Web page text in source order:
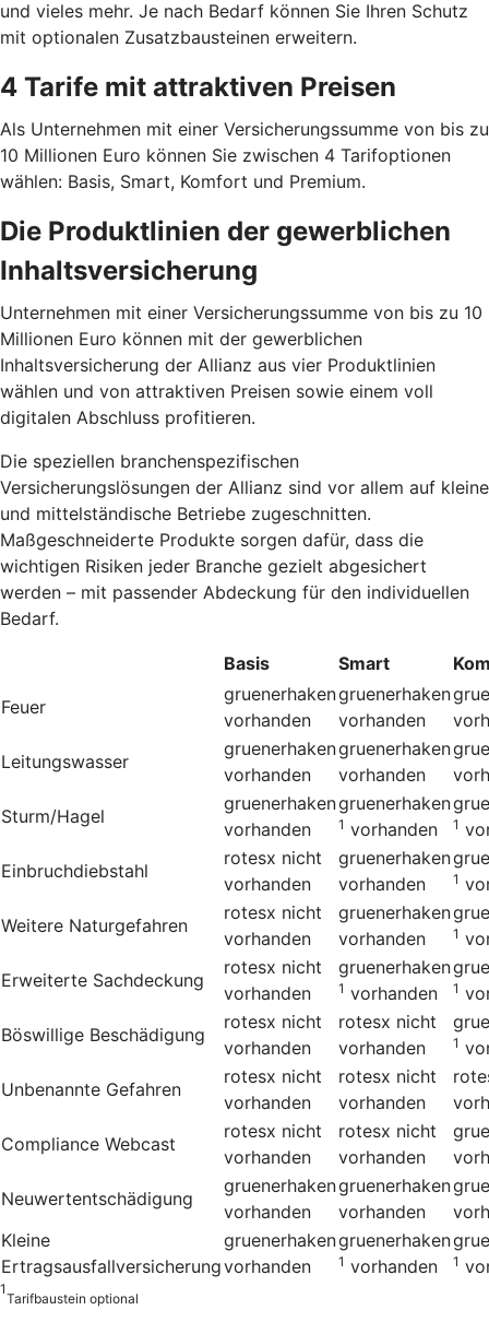
und vieles mehr. Je nach Bedarf können Sie Ihren Schutz
mit optionalen Zusatz­bausteinen erweitern.
4 Tarife mit attraktiven Preisen
Als Unternehmen mit einer Versicherungssumme von bis zu
10 Millionen Euro können Sie zwischen 4 Tarif­optionen
wählen: Basis, Smart, Komfort und Premium.
Die Produktlinien der gewerblichen
Inhaltsversicherung
Unternehmen mit einer Versicherungssumme von bis zu 10
Millionen Euro können mit der gewerblichen
Inhaltsversicherung der Allianz aus vier Produktlinien
wählen und von attraktiven Preisen sowie einem voll
digitalen Abschluss profitieren.
Die speziellen branchenspezifischen
Versicherungslösungen der Allianz sind vor allem auf kleine
und mittelständische Betriebe zugeschnitten.
Maßgeschneiderte Produkte sorgen dafür, dass die
wichtigen Risiken jeder Branche gezielt abgesichert
werden – mit passender Abdeckung für den individuellen
Bedarf.
Basis Smart
Feuer
gruenerhaken
vorhanden
gruenerhaken
vorhanden
Leitungswasser
gruenerhaken
vorhanden
gruenerhaken
vorhanden
Sturm/Hagel
gruenerhaken
vorhanden
gruenerhaken
1 vorhanden 1
Einbruchdiebstahl
rotesx nicht
vorhanden
gruenerhaken
vorhanden
1
Weitere Naturgefahren
rotesx nicht
vorhanden
gruenerhaken
vorhanden
1
Erweiterte Sachdeckung
rotesx nicht
vorhanden
gruenerhaken
1 vorhanden 1
Böswillige Beschädigung
rotesx nicht
vorhanden
rotesx nicht
vorhanden
1
Unbenannte Gefahren
rotesx nicht
vorhanden
rotesx nicht
vorhanden
Compliance Webcast
rotesx nicht
vorhanden
rotesx nicht
vorhanden
Neuwertentschädigung
gruenerhaken
vorhanden
gruenerhaken
vorhanden
Kleine
Ertragsausfallversicherung
gruenerhaken
vorhanden
gruenerhaken
1 vorhanden 1
1
Tarifbaustein optional